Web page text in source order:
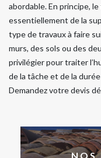
abordable. En principe,
essentiellement de la
type de travaux à faire
murs, des sols ou des
privilégier pour traiter
de la tâche et de la
Demandez votre devis
NOS